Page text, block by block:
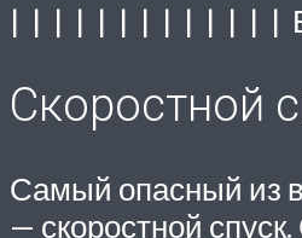
| | | | | | | | | | | | |
Скоростной
Самый опасный из
— скоростной